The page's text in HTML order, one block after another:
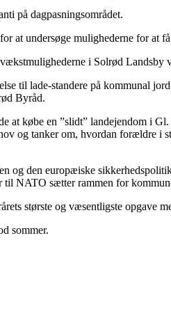
på dagpasningsområdet.
at undersøge mulighederne for at
i Solrød Landsby
til lade-standere på kommunal
Byråd.
at købe en ”slidt” landejendom i
og tanker om, hvordan forældre i
og den europæiske
til NATO sætter rammen for
største og væsentligste opgave
sommer.